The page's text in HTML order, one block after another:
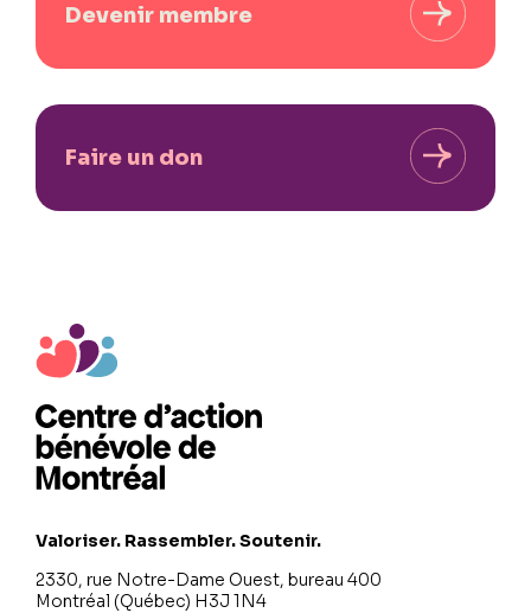
Devenir membre
Faire un don
Valoriser. Rassembler. Soutenir.
2330, rue Notre-Dame Ouest, bureau 400
Montréal (Québec) H3J 1N4